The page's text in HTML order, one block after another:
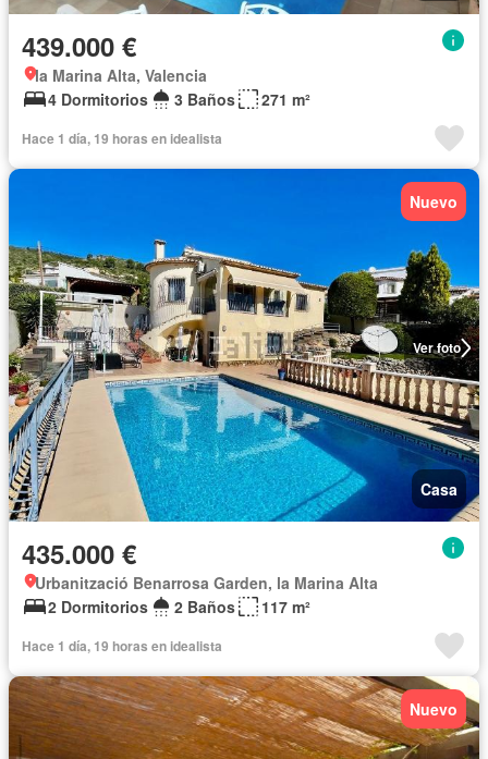
439.000 €
la Marina Alta, Valencia
4 Dormitorios
3 Baños 271 m²
Hace 1 día, 19 horas en idealista
Ver foto
Nuevo
Casa
435.000 €
Urbanització Benarrosa Garden, la Marina Alta
2 Dormitorios
2 Baños 117 m²
Hace 1 día, 19 horas en idealista
Nuevo